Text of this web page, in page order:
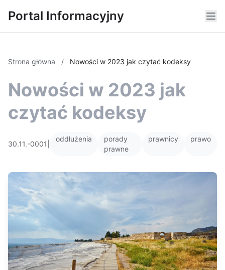
Portal Informacyjny
Strona główna / Nowości w 2023 jak czytać kodeksy
Nowości w 2023 jak
czytać kodeksy
30.11.-0001
oddłużenia
porady
prawne
prawnicy prawo